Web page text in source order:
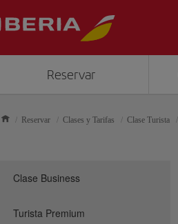
Reservar
Reservar Clases y Tarifas Clase Turista
Clase Business
Turista Premium